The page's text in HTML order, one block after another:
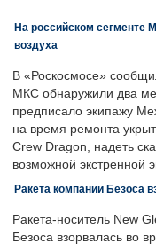
На российском сегменте
воздуха
В «Роскосмосе»
МКС обнаружили два
предписало экипажу
на время ремонта
Crew Dragon, надеть
возможной экстренной
Ракета компании Безоса
Ракета-носитель New
Безоса взорвалась во